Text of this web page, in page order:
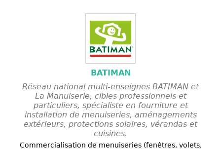
BATIMAN
Réseau national multi-enseignes BATIMAN et
La Manuiserie, cibles professionnels et
particuliers, spécialiste en fourniture et
installation de menuiseries, aménagements
extérieurs, protections solaires, vérandas et
cuisines.
Commercialisation de menuiseries (fenêtres, volets,